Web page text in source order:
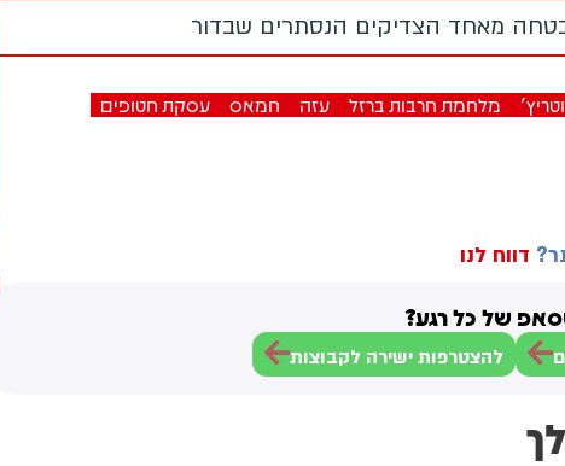
מאחד הצדיקים הנסתרים שבדור
מלחמת חרבות ברזל עזה חמאס עסקת חטופים
דווח לנו
של כל רגע?
להצטרפות ישירה לקבוצות